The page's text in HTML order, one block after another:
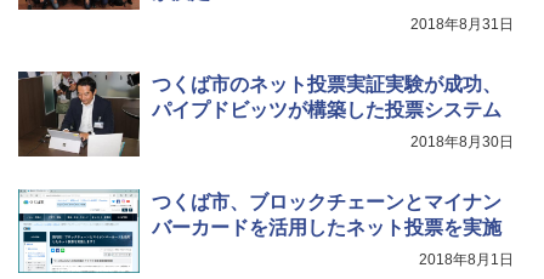
2018年8月31日
つくば市のネット投票実証実験が成功、
パイプドビッツが構築した投票システム
2018年8月30日
つくば市、ブロックチェーンとマイナン
バーカードを活用したネット投票を実施
2018年8月1日